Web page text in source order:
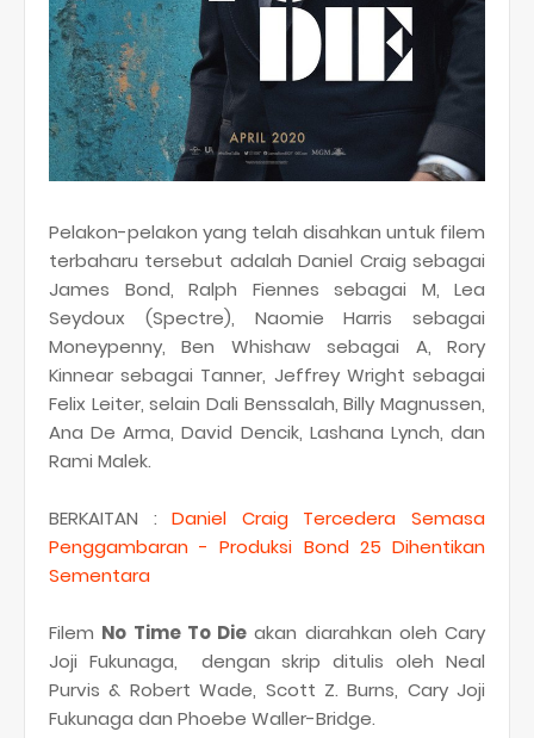
Pelakon-pelakon yang telah disahkan untuk filem
terbaharu tersebut adalah Daniel Craig sebagai
James Bond, Ralph Fiennes sebagai M, Lea
Seydoux (Spectre), Naomie Harris sebagai
Moneypenny, Ben Whishaw sebagai A, Rory
Kinnear sebagai Tanner, Jeffrey Wright sebagai
Felix Leiter, selain Dali Benssalah, Billy Magnussen,
Ana De Arma, David Dencik, Lashana Lynch, dan
Rami Malek.
BERKAITAN :Daniel Craig Tercedera Semasa
Penggambaran - Produksi Bond 25 Dihentikan
Sementara
Filem No Time To Die akan diarahkan oleh Cary
Joji Fukunaga, dengan skrip ditulis oleh Neal
Purvis & Robert Wade, Scott Z. Burns, Cary Joji
Fukunaga dan Phoebe Waller-Bridge.